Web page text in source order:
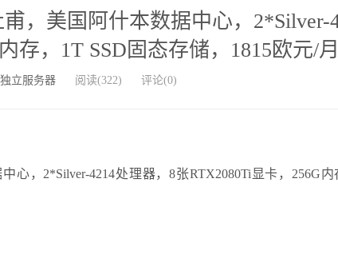
，美国阿什本数据中心，2*Silver-
存，1T SSD固态存储，1815欧元/
独立服务器 阅读(322) 评论(0)